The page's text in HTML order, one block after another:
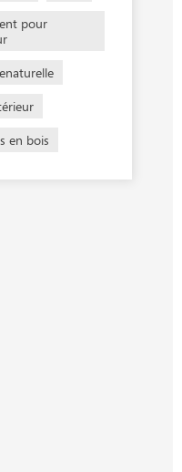
pour
en bois